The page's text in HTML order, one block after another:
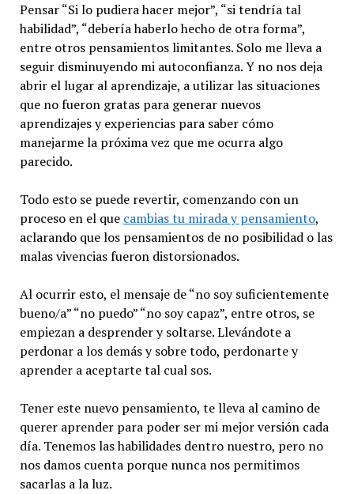
Pensar “Si lo pudiera hacer mejor”, “si tendría tal
habilidad”, “debería haberlo hecho de otra forma”,
entre otros pensamientos limitantes. Solo me lleva a
seguir disminuyendo mi autoconfianza. Y no nos deja
abrir el lugar al aprendizaje, a utilizar las situaciones
que no fueron gratas para generar nuevos
aprendizajes y experiencias para saber cómo
manejarme la próxima vez que me ocurra algo
parecido.
Todo esto se puede revertir, comenzando con un
proceso en el que cambias tu mirada y pensamiento,
aclarando que los pensamientos de no posibilidad o las
malas vivencias fueron distorsionados.
Al ocurrir esto, el mensaje de “no soy suficientemente
bueno/a” “no puedo” “no soy capaz”, entre otros, se
empiezan a desprender y soltarse. Llevándote a
perdonar a los demás y sobre todo, perdonarte y
aprender a aceptarte tal cual sos.
Tener este nuevo pensamiento, te lleva al camino de
querer aprender para poder ser mi mejor versión cada
día. Tenemos las habilidades dentro nuestro, pero no
nos damos cuenta porque nunca nos permitimos
sacarlas a la luz.